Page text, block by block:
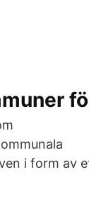
i form av